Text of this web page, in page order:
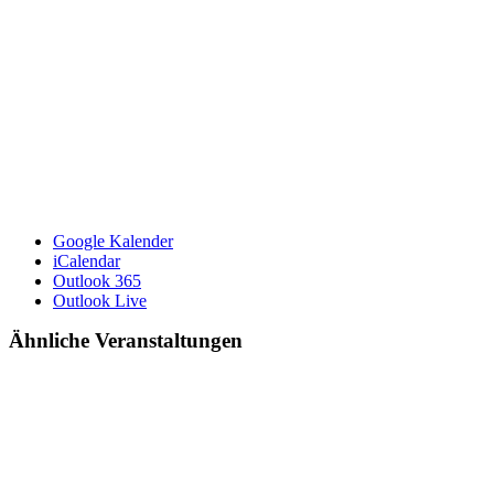
Google Kalender
iCalendar
Outlook 365
Outlook Live
Ähnliche Veranstaltungen